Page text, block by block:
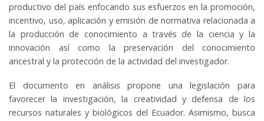
productivo del país enfocando sus esfuerzos en la promoción,
incentivo, uso, aplicación y emisión de normativa relacionada a
la producción de conocimiento a través de la ciencia y la
innovación así como la preservación del conocimiento
ancestral y la protección de la actividad del investigador.
El documento en análisis propone una legislación para
favorecer la investigación, la creatividad y defensa de los
recursos naturales y biológicos del Ecuador. Asimismo, busca